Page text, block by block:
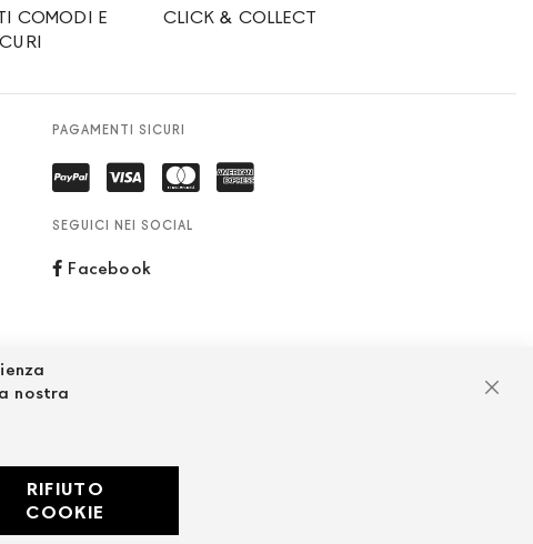
COMODI E
CLICK & COLLECT
PAGAMENTI SICURI
SEGUICI NEI SOCIAL
Facebook
nostra
RIFIUTO
COOKIE